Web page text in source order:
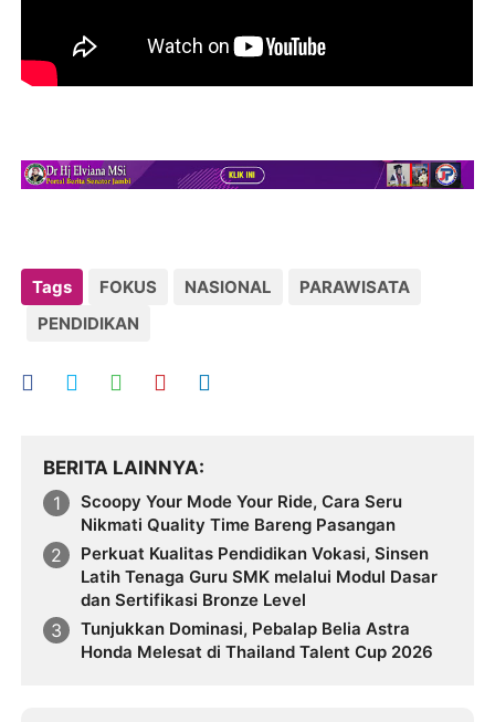
Tags FOKUS NASIONAL
PARAWISATA
PENDIDIKAN
BERITA LAINNYA
Scoopy Your Mode Your Ride, Cara Seru
Nikmati Quality Time Bareng Pasangan
Perkuat Kualitas Pendidikan Vokasi, Sinsen
Latih Tenaga Guru SMK melalui Modul Dasar
dan Sertifikasi Bronze Level
Tunjukkan Dominasi, Pebalap Belia Astra
Honda Melesat di Thailand Talent Cup 2026